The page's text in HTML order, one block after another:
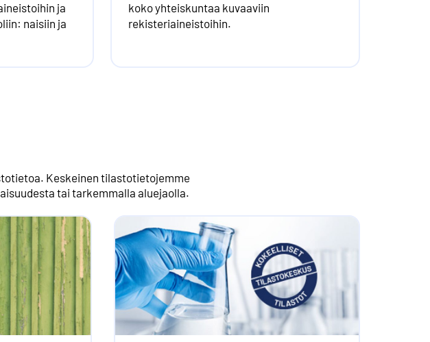
ja
naisiin ja
koko yhteiskuntaa kuvaaviin
rekisteriaineistoihin.
Keskeinen tilastotietojemme
tai tarkemmalla aluejaolla.